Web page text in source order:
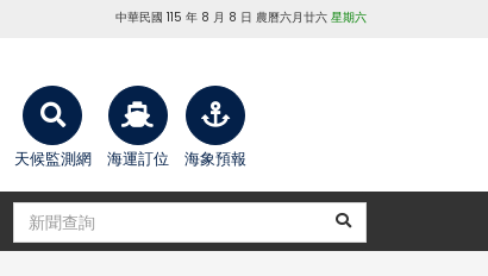
中華民國 115 年 8 月 8 日 農曆六月廿六 星期六
天候監測網 海運訂位 海象預報